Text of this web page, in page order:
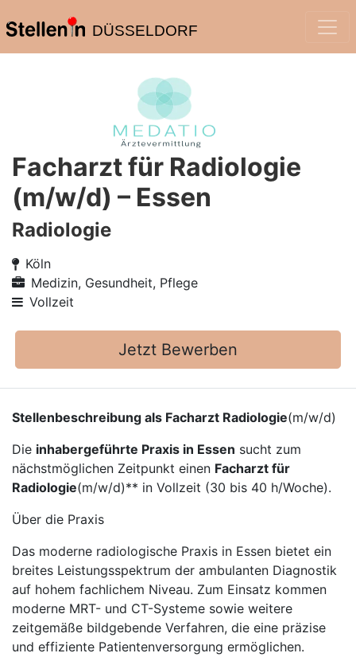
DÜSSELDORF
Facharzt für Radiologie
(m/w/d) – Essen
Radiologie
Köln
Medizin, Gesundheit, Pflege
Vollzeit
Jetzt Bewerben
Stellenbeschreibung als Facharzt Radiologie(m/w/d)
Die inhabergeführte Praxis in Essen sucht zum
nächstmöglichen Zeitpunkt einen Facharzt für
Radiologie(m/w/d)** in Vollzeit (30 bis 40 h/Woche).
Über die Praxis
Das moderne radiologische Praxis in Essen bietet ein
breites Leistungsspektrum der ambulanten Diagnostik
auf hohem fachlichem Niveau. Zum Einsatz kommen
moderne MRT- und CT-Systeme sowie weitere
zeitgemäße bildgebende Verfahren, die eine präzise
und effiziente Patientenversorgung ermöglichen.